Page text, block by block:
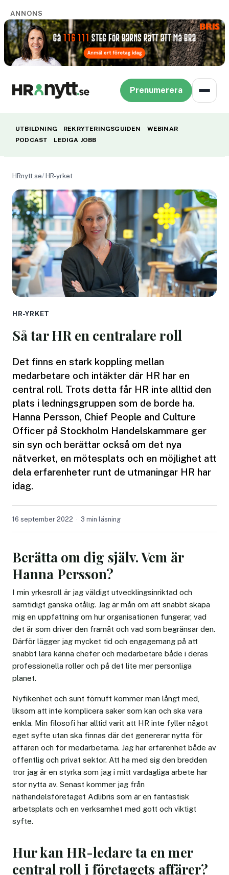
ANNONS
Prenumerera
UTBILDNING REKRYTERINGSGUIDEN
WEBINAR
PODCAST
LEDIGA JOBB
HRnytt.se HR-yrket
HR-YRKET
Så tar HR en centralare roll
Det finns en stark koppling mellan
medarbetare och intäkter där HR har en
central roll. Trots detta får HR inte alltid den
plats i ledningsgruppen som de borde ha.
Hanna Persson, Chief People and Culture
Officer på Stockholm Handelskammare ger
sin syn och berättar också om det nya
nätverket, en mötesplats och en möjlighet att
dela erfarenheter runt de utmaningar HR har
idag.
16 september 2022 3 min läsning
Berätta om dig själv. Vem är
Hanna Persson?
I min yrkesroll är jag väldigt utvecklingsinriktad och
samtidigt ganska otålig. Jag är mån om att snabbt skapa
mig en uppfattning om hur organisationen fungerar, vad
det är som driver den framåt och vad som begränsar den.
Därför lägger jag mycket tid och engagemang på att
snabbt lära känna chefer och medarbetare både i deras
professionella roller och på det lite mer personliga
planet.
Nyfikenhet och sunt förnuft kommer man långt med,
liksom att inte komplicera saker som kan och ska vara
enkla. Min filosofi har alltid varit att HR inte fyller något
eget syfte utan ska finnas där det genererar nytta för
affären och för medarbetarna. Jag har erfarenhet både av
offentlig och privat sektor. Att ha med sig den bredden
tror jag är en styrka som jag i mitt vardagliga arbete har
stor nytta av. Senast kommer jag från
näthandelsföretaget Adlibris som är en fantastisk
arbetsplats och en verksamhet med gott och viktigt
syfte.
Hur kan HR-ledare ta en mer
central roll i företagets affärer?